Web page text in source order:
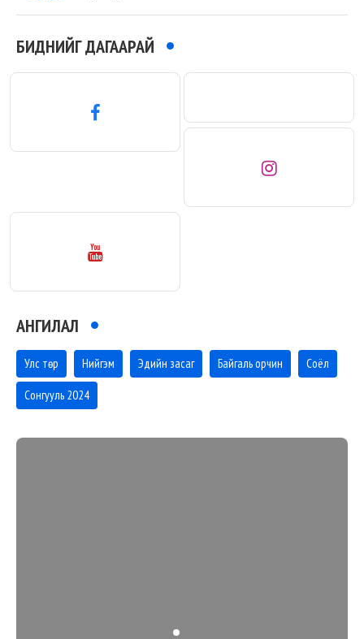
БИДНИЙГ ДАГААРАЙ
АНГИЛАЛ
Улс төр Нийгэм Эдийн засаг Байгаль орчин Соёл
Сонгууль 2024